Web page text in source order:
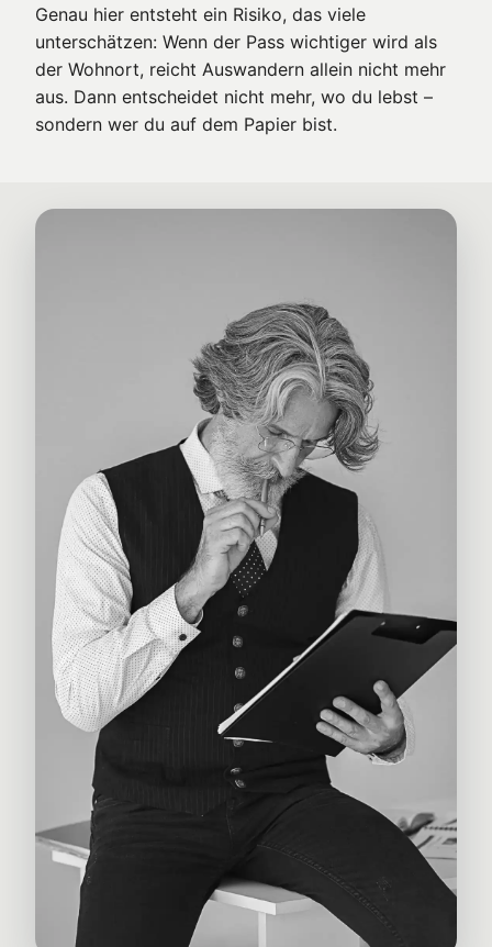
Genau hier entsteht ein Risiko, das viele
unterschätzen: Wenn der Pass wichtiger wird als
der Wohnort, reicht Auswandern allein nicht mehr
aus. Dann entscheidet nicht mehr, wo du lebst –
sondern wer du auf dem Papier bist.